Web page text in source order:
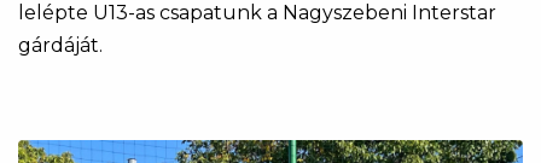
lelépte U13-as csapatunk a Nagyszebeni Interstar
gárdáját.